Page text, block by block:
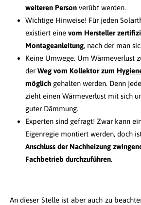
weiteren Person verübt werden.
Wichtige Hinweise! Für jeden
existiert eine vom Hersteller
Montageanleitung, nach der man
Keine Umwege. Um Wärmeverlust
der Weg vom Kollektor zum
möglich gehalten werden. Denn
zieht einen Wärmeverlust mit sich
guter Dämmung.
Experten sind gefragt! Zwar kann
Eigenregie montiert werden, doch
Anschluss der Nachheizung
Fachbetrieb durchzuführen.
An dieser Stelle ist aber auch zu